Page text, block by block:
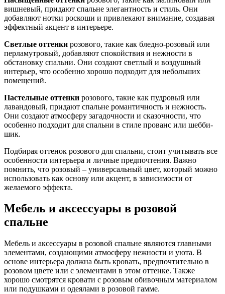
вишневый, придают спальне элегантность и стиль. Они
добавляют нотки роскоши и привлекают внимание, создавая
эффектный акцент в интерьере.
Светлые оттенки розового, такие как бледно-розовый или
перламутровый, добавляют спокойствия и нежности в
обстановку спальни. Они создают светлый и воздушный
интерьер, что особенно хорошо подходит для небольших
помещений.
Пастельные оттенки розового, такие как пудровый или
лавандовый, придают спальне романтичность и нежность.
Они создают атмосферу загадочности и сказочности, что
особенно подходит для спальни в стиле прованс или шебби-
шик.
Подбирая оттенок розового для спальни, стоит учитывать все
особенности интерьера и личные предпочтения. Важно
помнить, что розовый – универсальный цвет, который можно
использовать как основу или акцент, в зависимости от
желаемого эффекта.
Мебель и аксессуары в розовой
спальне
Мебель и аксессуары в розовой спальне являются главными
элементами, создающими атмосферу нежности и уюта. В
основе интерьера должна быть кровать, предпочтительно в
розовом цвете или с элементами в этом оттенке. Также
хорошо смотрятся кровати с розовым обивочным материалом
или подушками и одеялами в розовой гамме.